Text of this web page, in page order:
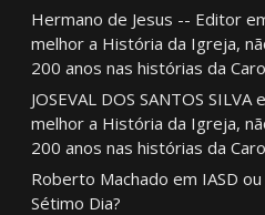
Hermano de Jesus -- Editor
melhor a História da Igreja,
200 anos nas histórias da
JOSEVAL DOS SANTOS SILVA
melhor a História da Igreja,
200 anos nas histórias da
Roberto Machado em IASD
Sétimo Dia?